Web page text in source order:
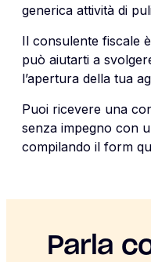
generica attività di
Il consulente fiscale
può aiutarti a
l’apertura della tua
Puoi ricevere una
senza impegno con
compilando il form
Parla